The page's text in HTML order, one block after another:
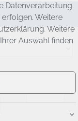
Datenverarbeitung
Weitere
Weitere
Auswahl finden